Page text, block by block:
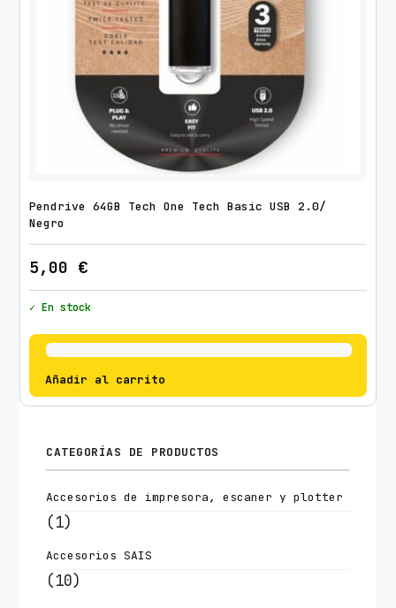
Pendrive 64GB Tech One Tech Basic USB 2.0/
Negro
5,00 €
✓ En stock
Añadir al carrito
CATEGORÍAS DE PRODUCTOS
Accesorios de impresora, escaner y plotter
(1)
Accesorios SAIS
(10)